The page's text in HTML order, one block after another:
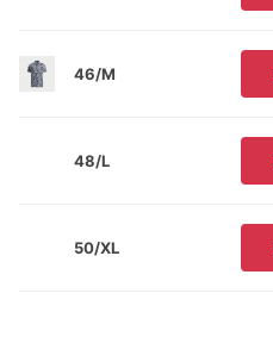
46/M
48/L
50/XL